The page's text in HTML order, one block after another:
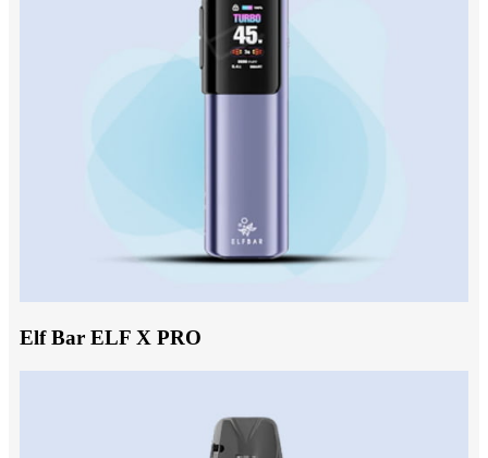
Elf Bar ELF X PRO